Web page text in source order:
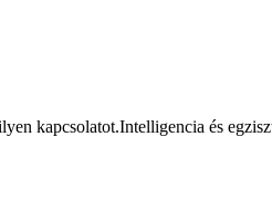
kapcsolatot.Intelligencia és